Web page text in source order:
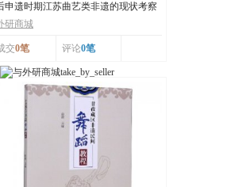
申遗时期江苏曲艺类非遗的现状考察
活态传承 978...
研商城
交0笔 评论0笔